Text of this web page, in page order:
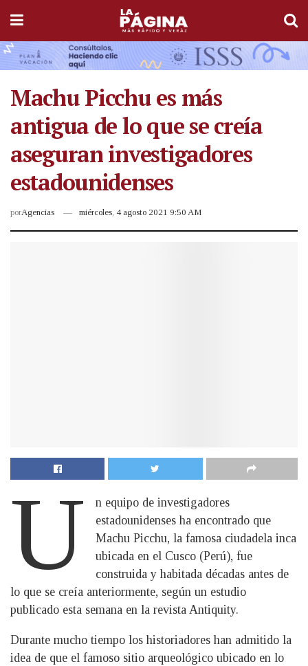
Machu Picchu es más
antigua de lo que se creía
aseguran investigadores
estadounidenses
porAgencias miércoles, 4 agosto 2021 9:50 AM
U
n equipo de investigadores
estadounidenses ha encontrado que
Machu Picchu, la famosa ciudadela inca
ubicada en el Cusco (Perú), fue
construida y habitada décadas antes de
lo que se creía anteriormente, según un estudio
publicado esta semana en la revista Antiquity.
Durante mucho tiempo los historiadores han admitido la
idea de que el famoso sitio arqueológico ubicado en lo